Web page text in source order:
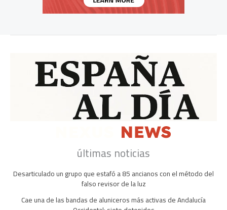
últimas noticias
Desarticulado un grupo que estafó a 85 ancianos con el método del
falso revisor de la luz
Cae una de las bandas de aluniceros más activas de Andalucía